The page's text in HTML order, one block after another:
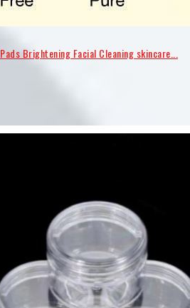
Brightening Facial Cleaning skincare...